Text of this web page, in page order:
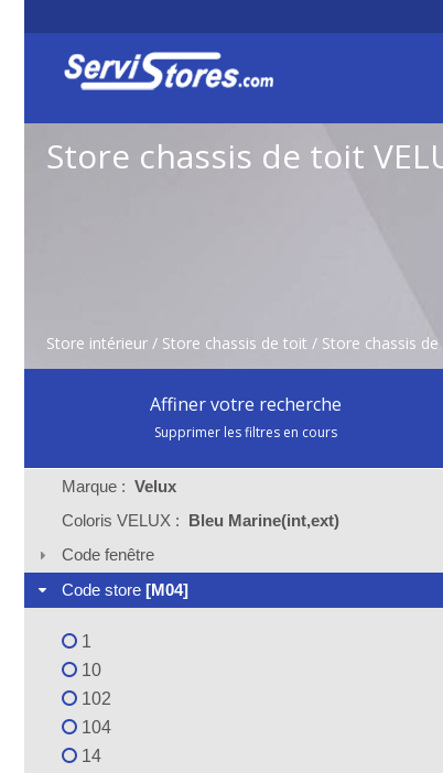
Store chassis de toit
Store intérieur / Store chassis de toit / Store chassis de
Affiner votre recherche
Supprimer les filtres en cours
Marque : Velux
Coloris VELUX : Bleu Marine(int,ext)
Code fenêtre
Code store [M04]
1
10
102
104
14